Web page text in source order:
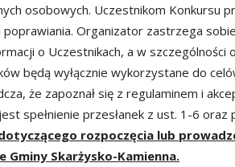
osobowych. Uczestnikom Konkursu
Organizator zastrzega
o Uczestnikach, a w szczególności
będą wyłącznie wykorzystane do
że zapoznał się z regulaminem i
spełnienie przesłanek z ust. 1-6
rozpoczęcia lub
Gminy Skarżysko-Kamienna.